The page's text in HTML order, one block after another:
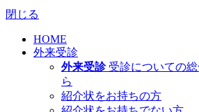
閉じる
HOME
外来受診
外来受診 受診についての
ら
紹介状をお持ちの方